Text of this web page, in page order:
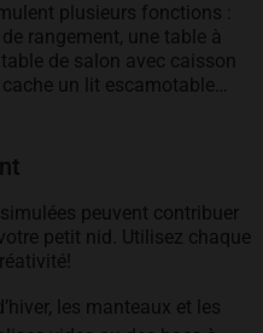
plusieurs fonctions :
rangement, une table à
de salon avec caisson
un lit escamotable…
peuvent contribuer
petit nid. Utilisez chaque
les manteaux et les